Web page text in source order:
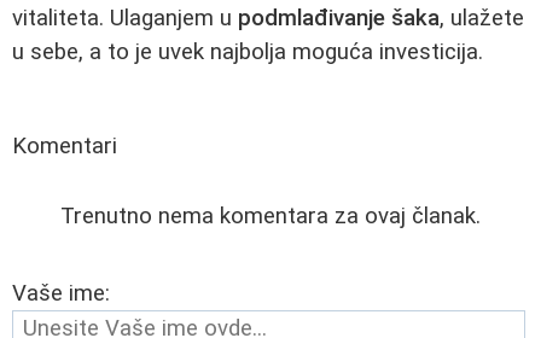
vitaliteta. Ulaganjem u podmlađivanje šaka, ulažete
u sebe, a to je uvek najbolja moguća investicija.
Komentari
Trenutno nema komentara za ovaj članak.
Vaše ime: